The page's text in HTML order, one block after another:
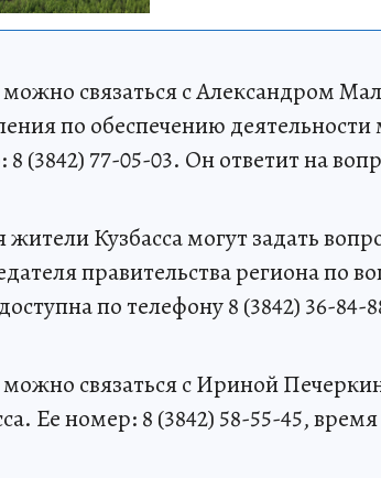
связаться с Александром
по обеспечению деятельности
(3842) 77-05-03. Он ответит на
жители Кузбасса могут задать
правительства региона по
по телефону 8 (3842) 36-84-
связаться с Ириной
Ее номер: 8 (3842) 58-55-45,